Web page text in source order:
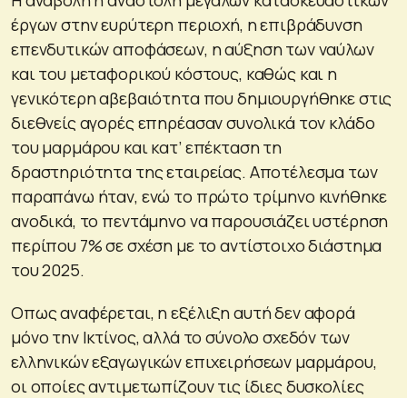
έργων στην ευρύτερη περιοχή, η επιβράδυνση
επενδυτικών αποφάσεων, η αύξηση των ναύλων
και του μεταφορικού κόστους, καθώς και η
γενικότερη αβεβαιότητα που δημιουργήθηκε στις
διεθνείς αγορές επηρέασαν συνολικά τον κλάδο
του μαρμάρου και κατ’ επέκταση τη
δραστηριότητα της εταιρείας. Αποτέλεσμα των
παραπάνω ήταν, ενώ το πρώτο τρίμηνο κινήθηκε
ανοδικά, το πεντάμηνο να παρουσιάζει υστέρηση
περίπου 7% σε σχέση με το αντίστοιχο διάστημα
του 2025.
Οπως αναφέρεται, η εξέλιξη αυτή δεν αφορά
μόνο την Ικτίνος, αλλά το σύνολο σχεδόν των
ελληνικών εξαγωγικών επιχειρήσεων μαρμάρου,
οι οποίες αντιμετωπίζουν τις ίδιες δυσκολίες